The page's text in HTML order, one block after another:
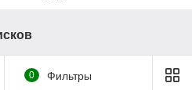
0 Фильтры